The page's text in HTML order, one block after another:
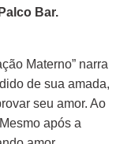
Bar.
Materno” narra
de sua amada,
seu amor. Ao
após a